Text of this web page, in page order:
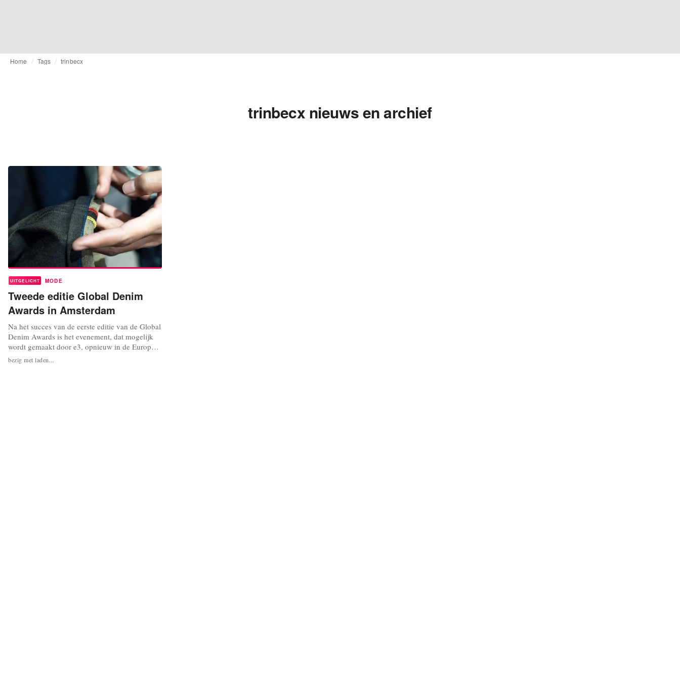
Home Tags trinbecx
trinbecx nieuws en archief
UITGELICHT MODE
Tweede editie Global Denim
Awards in Amsterdam
Na het succes van de eerste editie van de Global
Denim Awards is het evenement, dat mogelijk
wordt gemaakt door e3, opnieuw in de Europese
denim hoofdstad voor de tweede editie. Voor de
editie van 2015 zijn acht opkomende
bezig met laden...